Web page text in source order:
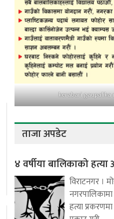
kerabari gaupalika
ताजा अपडेट
४ वर्षीया बालिकाको
विराटनगर ।
नगरपालिकामा
हत्या